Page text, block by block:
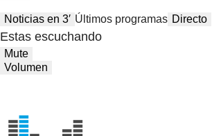
Noticias en 3′ Últimos programas Directo
Estas escuchando
Mute
Volumen